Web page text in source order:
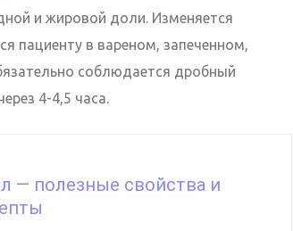
и жировой доли. Изменяется
пациенту в вареном, запеченном,
соблюдается дробный
4-4,5 часа.
— полезные свойства и